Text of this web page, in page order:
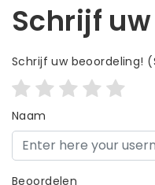
Schrijf
Schrijf uw beoordeling!
Naam
Beoordelen